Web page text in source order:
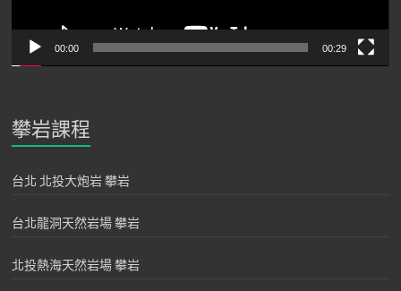
00:00 00:29
攀岩課程
台北 北投大炮岩 攀岩
台北龍洞天然岩場 攀岩
北投熱海天然岩場 攀岩